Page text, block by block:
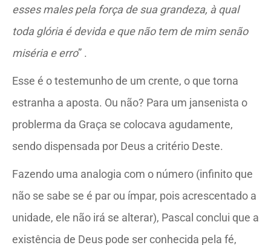
esses males pela força de sua grandeza, à qual
toda glória é devida e que não tem de mim senão
miséria e erro” .
Esse é o testemunho de um crente, o que torna
estranha a aposta. Ou não? Para um jansenista o
problerma da Graça se colocava agudamente,
sendo dispensada por Deus a critério Deste.
Fazendo uma analogia com o número (infinito que
não se sabe se é par ou ímpar, pois acrescentado a
unidade, ele não irá se alterar), Pascal conclui que a
existência de Deus pode ser conhecida pela fé,